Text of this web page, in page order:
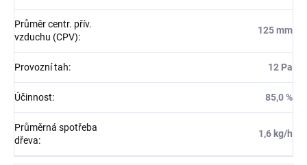
Průměr centr. přív.
vzduchu (CPV):
125 mm
Provozní tah: 12 Pa
Účinnost: 85,0 %
Průměrná spotřeba
dřeva:
1,6 kg/h